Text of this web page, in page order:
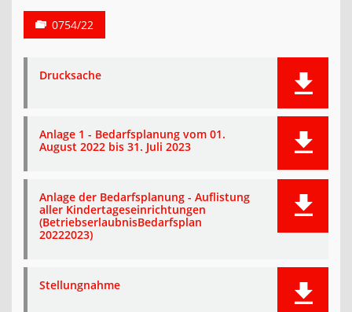
0754/22
Drucksache
Anlage 1 - Bedarfsplanung vom 01.
August 2022 bis 31. Juli 2023
Anlage der Bedarfsplanung - Auflistung
aller Kindertageseinrichtungen
(BetriebserlaubnisBedarfsplan
20222023)
Stellungnahme